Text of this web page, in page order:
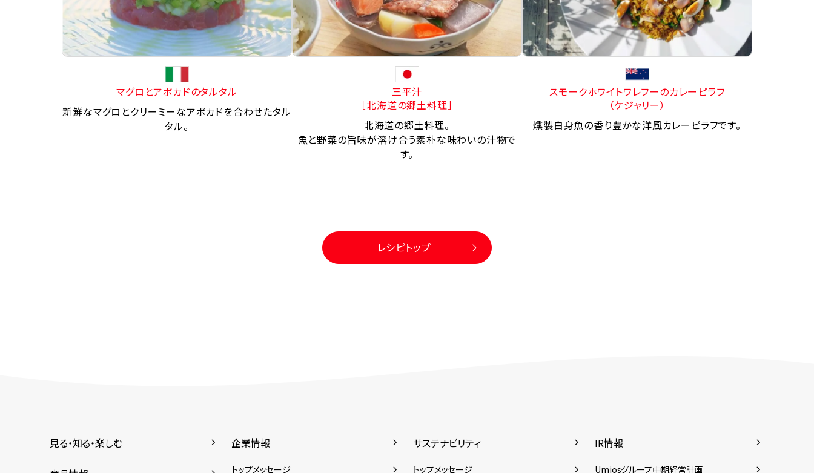
マグロとアボカドのタルタル
新鮮なマグロとクリーミーなアボカドを合わせたタル
タル。
三平汁
［北海道の郷土料理］
北海道の郷土料理。
魚と野菜の旨味が溶け合う素朴な味わいの汁物で
す。
スモークホワイトワレフーのカレーピラフ
（ケジャリー）
燻製白身魚の香り豊かな洋風カレーピラフです。
レシピトップ
見る・知る・楽しむ 企業情報
トップメッセージ
サステナビリティ
トップメッセージ
IR情報
Umiosグループ中期経営計画